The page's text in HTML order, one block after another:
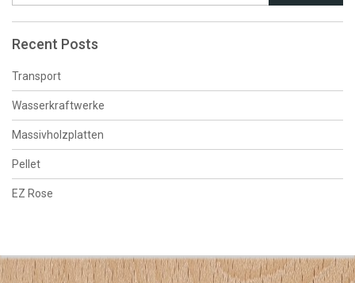
Recent Posts
Transport
Wasserkraftwerke
Massivholzplatten
Pellet
EZ Rose